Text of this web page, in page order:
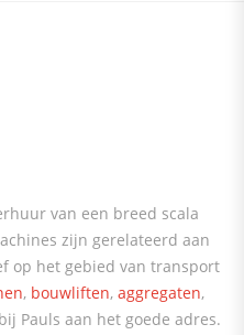
van een breed scala
zijn gerelateerd aan
op het gebied van transport
, bouwliften, aggregaten,
Pauls aan het goede adres.